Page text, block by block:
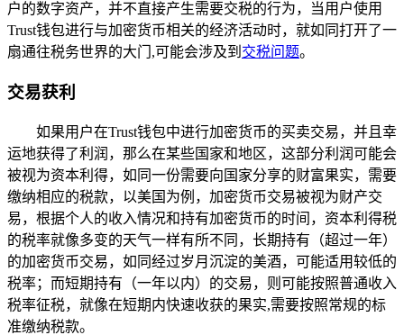
户的数字资产，并不直接产生需要交税的行为，当用户使用
Trust钱包进行与加密货币相关的经济活动时，就如同打开了一
扇通往税务世界的大门,可能会涉及到 交税问题。
交易获利
如果用户在Trust钱包中进行加密货币的买卖交易，并且幸
运地获得了利润，那么在某些国家和地区，这部分利润可能会
被视为资本利得，如同一份需要向国家分享的财富果实，需要
缴纳相应的税款，以美国为例，加密货币交易被视为财产交
易，根据个人的收入情况和持有加密货币的时间，资本利得税
的税率就像多变的天气一样有所不同，长期持有（超过一年）
的加密货币交易，如同经过岁月沉淀的美酒，可能适用较低的
税率；而短期持有（一年以内）的交易，则可能按照普通收入
税率征税，就像在短期内快速收获的果实,需要按照常规的标
准缴纳税款。